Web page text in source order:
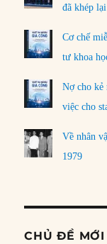
đã khép lại
Cơ chế
tư khoa
Nợ cho kẻ
việc cho
Về nhân
1979
CHỦ ĐỀ MỚI